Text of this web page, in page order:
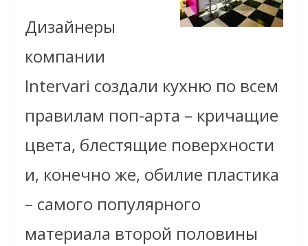
Дизайнеры
компании
Intervari создали кухню по всем
правилам поп-арта – кричащие
цвета, блестящие поверхности
и, конечно же, обилие пластика
– самого популярного
материала второй половины